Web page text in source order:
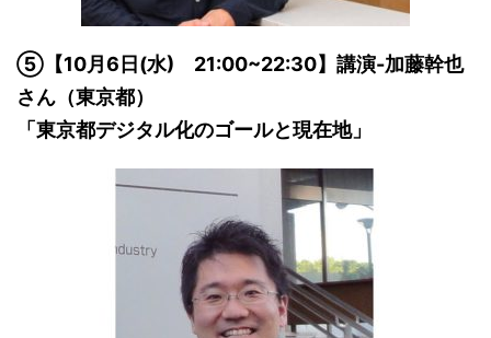
⑤【10月6日(水) 21:00~22:30】講演-加藤幹也
さん（東京都）
「東京都デジタル化のゴールと現在地」